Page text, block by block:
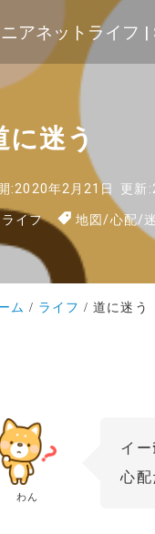
アネットライフ
に迷う
:2020年2月21日
更新
ライフ
地図/心配/
ム ライフ 道に迷う
わん
イ
心配